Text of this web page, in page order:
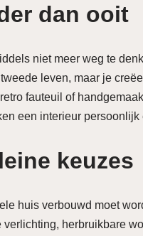
dan ooit
niet meer weg te
leven, maar je
fauteuil of
een interieur persoonlijk
keuzes
huis verbouwd moet
herbruikbare